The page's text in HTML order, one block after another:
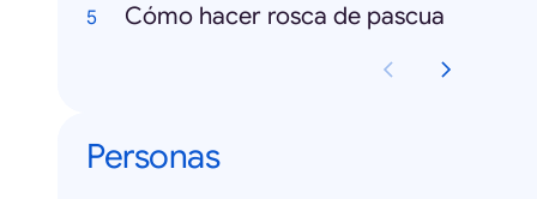
Cómo hacer rosca de pascua
Personas